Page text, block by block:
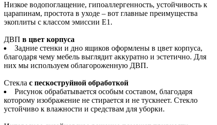
Низкое водопоглащение, гипоаллергенность, устойчивость к
царапинам, простота в уходе – вот главные преимущества
экоплиты с классом эмиссии Е1.
ДВП в цвет корпуса
Задние стенки и дно ящиков оформлены в цвет корпуса,
благодаря чему мебель выглядит аккуратно и эстетично. Для
них мы используем облагороженную ДВП.
Стекла с пескоструйной обработкой
Рисунок обрабатывается особым составом, благодаря
которому изображение не стирается и не тускнеет. Стекло
устойчиво к влажности и средствам для уборки.